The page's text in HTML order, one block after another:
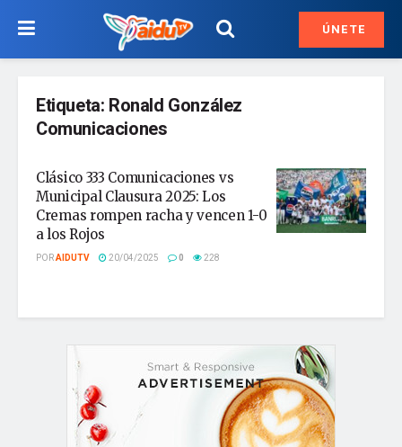
ÚNETE
Etiqueta: Ronald González
Comunicaciones
Clásico 333 Comunicaciones vs
Municipal Clausura 2025: Los
Cremas rompen racha y vencen 1-0
a los Rojos
PORAIDUTV 20/04/2025 0 228